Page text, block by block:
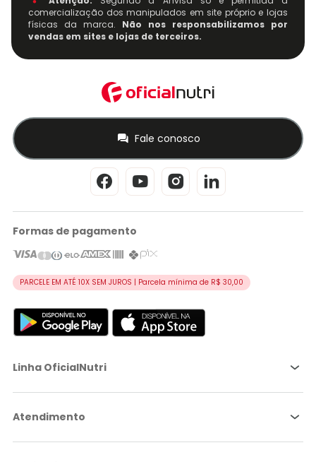
comercialização dos manipulados em site próprio e lojas
físicas da marca. Não nos responsabilizamos por
vendas em sites e lojas de terceiros.
Fale conosco
Formas de pagamento
PARCELE EM ATÉ 10X SEM JUROS | Parcela mínima de R$ 30,00
Linha OficialNutri
Atendimento